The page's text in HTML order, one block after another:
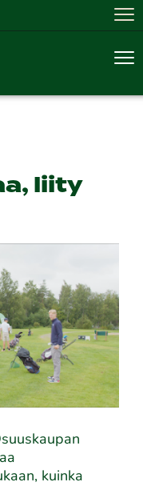
liity
kuinka